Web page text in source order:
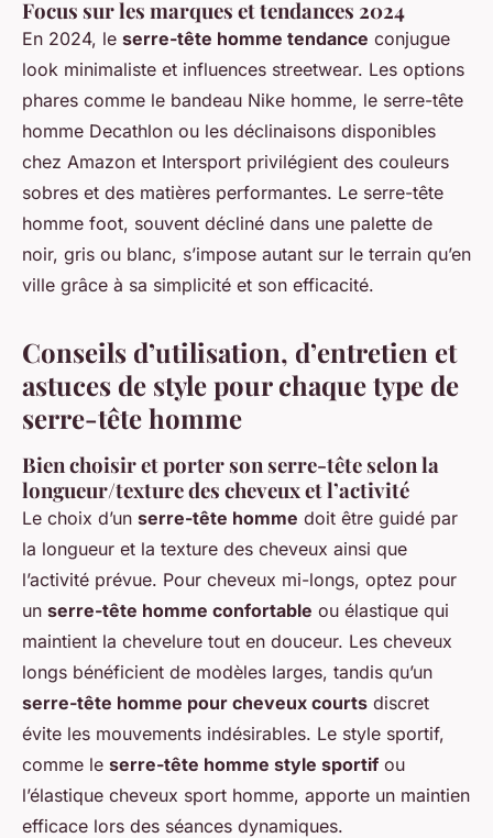
Focus sur les marques et tendances 2024
En 2024, le serre-tête homme tendance conjugue
look minimaliste et influences streetwear. Les options
phares comme le bandeau Nike homme, le serre-tête
homme Decathlon ou les déclinaisons disponibles
chez Amazon et Intersport privilégient des couleurs
sobres et des matières performantes. Le serre-tête
homme foot, souvent décliné dans une palette de
noir, gris ou blanc, s’impose autant sur le terrain qu’en
ville grâce à sa simplicité et son efficacité.
Conseils d’utilisation, d’entretien et
astuces de style pour chaque type de
serre-tête homme
Bien choisir et porter son serre-tête selon la
longueur/texture des cheveux et l’activité
Le choix d’un serre-tête homme doit être guidé par
la longueur et la texture des cheveux ainsi que
l’activité prévue. Pour cheveux mi-longs, optez pour
un serre-tête homme confortable ou élastique qui
maintient la chevelure tout en douceur. Les cheveux
longs bénéficient de modèles larges, tandis qu’un
serre-tête homme pour cheveux courts discret
évite les mouvements indésirables. Le style sportif,
comme le serre-tête homme style sportif ou
l’élastique cheveux sport homme, apporte un maintien
efficace lors des séances dynamiques.